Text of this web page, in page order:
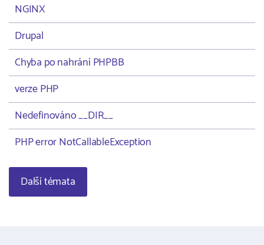
NGINX
Drupal
Chyba po nahrání PHPBB
verze PHP
Nedefinováno __DIR__
PHP error NotCallableException
Další témata